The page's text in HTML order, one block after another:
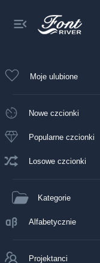
Moje ulubione
Nowe czcionki
Popularne czcionki
Losowe czcionki
Kategorie
Alfabetycznie
Projektanci